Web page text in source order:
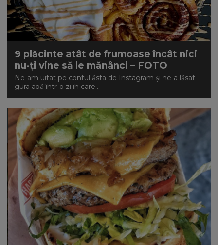
9 plăcinte atât de frumoase încât nici
nu-ți vine să le mănânci – FOTO
Ne-am uitat pe contul ăsta de Instagram și ne-a lăsat
gura apă într-o zi în care...